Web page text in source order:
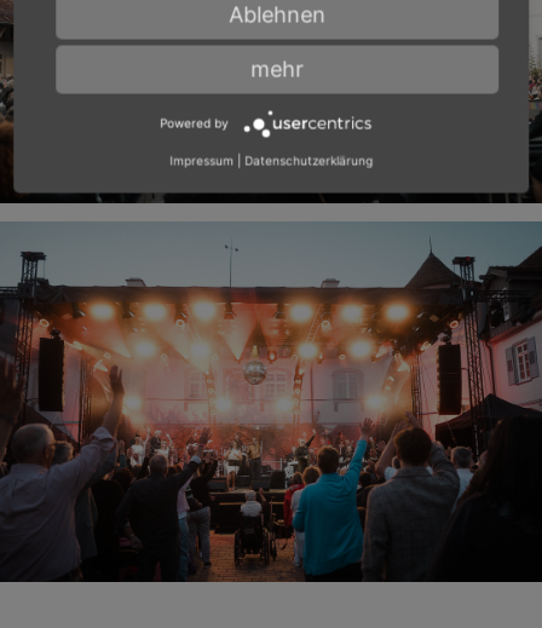
Ablehnen
mehr
Powered by
Impressum Datenschutzerklärung